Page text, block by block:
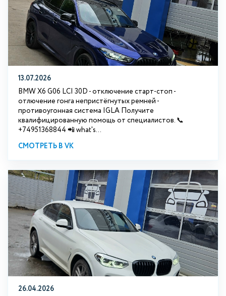
13.07.2026
BMW X6 G06 LCI 30D - отключение старт-стоп -
отлючение гонга непристёгнутых ремней -
противоугонная система IGLA Получите
квалифицированную помощь от специалистов. 📞
+74951368844 📲 what's...
СМОТРЕТЬ В VK
26.04.2026